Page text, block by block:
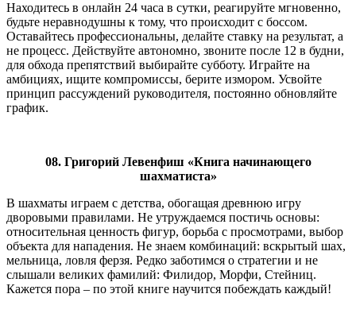
Находитесь в онлайн 24 часа в сутки, реагируйте мгновенно,
будьте неравнодушны к тому, что происходит с боссом.
Оставайтесь профессиональны, делайте ставку на результат, а
не процесс. Действуйте автономно, звоните после 12 в будни,
для обхода препятствий выбирайте субботу. Играйте на
амбициях, ищите компромиссы, берите измором. Усвойте
принцип рассуждений руководителя, постоянно обновляйте
график.
08. Григорий Левенфиш «Книга начинающего
шахматиста»
В шахматы играем с детства, обогащая древнюю игру
дворовыми правилами. Не утруждаемся постичь основы:
относительная ценность фигур, борьба с просмотрами, выбор
объекта для нападения. Не знаем комбинаций: вскрытый шах,
мельница, ловля ферзя. Редко заботимся о стратегии и не
слышали великих фамилий: Филидор, Морфи, Стейниц.
Кажется пора – по этой книге научится побеждать каждый!